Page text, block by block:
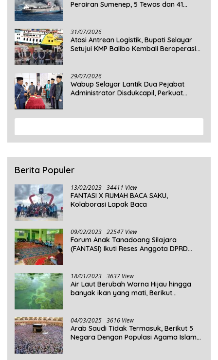
Perairan Sumenep, 5 Tewas dan 41
31/07/2026
Atasi Antrean Logistik, Bupati Selayar
Setujui KMP Balibo Kembali Beroperasi
29/07/2026
Wabup Selayar Lantik Dua Pejabat
Administrator Disdukcapil, Perkuat
Berita Populer
13/02/2023 34411 View
FANTASI X RUMAH BACA SAKU,
Kolaborasi Lapak Baca
09/02/2023 22547 View
Forum Anak Tanadoang Silajara
(FANTASI) Ikuti Reses Anggota DPRD
18/01/2023 3637 View
Air Laut Berubah Warna Hijau hingga
banyak ikan yang mati, Berikut
04/03/2025 3616 View
Arab Saudi Tidak Termasuk, Berikut 5
Negara Dengan Populasi Agama Islam